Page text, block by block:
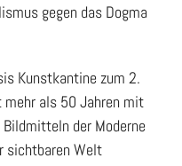
gegen das Dogma
Kunstkantine zum 2.
mehr als 50 Jahren mit
der Moderne
sichtbaren Welt